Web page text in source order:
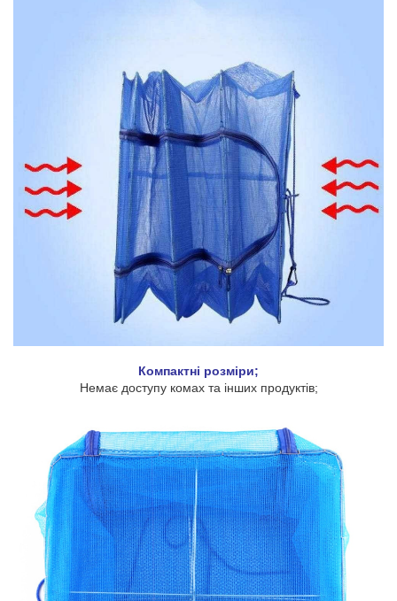
Компактні розміри;
Немає доступу комах та інших продуктів;